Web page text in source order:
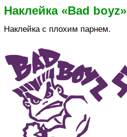
Наклейка «Bad boyz»
Наклейка с плохим парнем.